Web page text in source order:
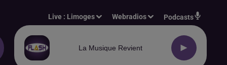
Live : Limoges Webradios Podcasts
La Musique Revient